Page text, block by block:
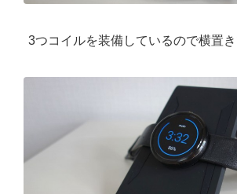
3つコイルを装備しているので横置き